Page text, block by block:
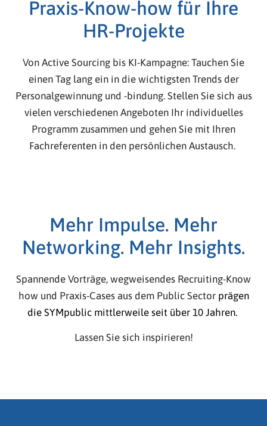
Praxis-Know-how für Ihre
HR-Projekte
Von Active Sourcing bis KI-Kampagne: Tauchen Sie
einen Tag lang ein in die wichtigsten Trends der
Personalgewinnungund -bindung. Stellen Sie sich aus
vielen verschiedenen Angeboten Ihr individuelles
Programm zusammen und gehen Sie mit Ihren
Fachreferenten in den persönlichen Austausch.
Mehr Impulse. Mehr
Networking. Mehr Insights.
Spannende Vorträge, wegweisendes Recruiting-Know
how und Praxis-Cases aus dem Public Sector prägen
die SYMpublic mittlerweile seit über 10 Jahren.
Lassen Sie sich inspirieren!